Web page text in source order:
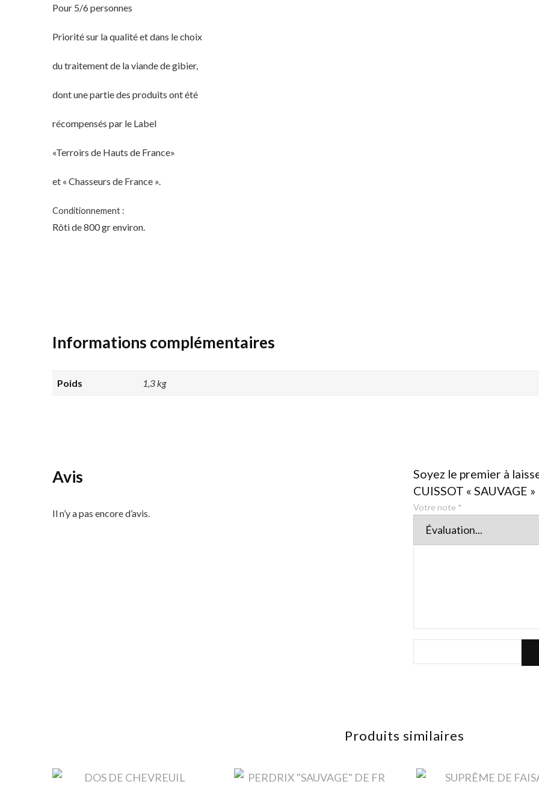
Pour 5/6 personnes
Priorité sur la qualité et dans le choix
du traitement de la viande de gibier,
dont une partie des produits ont été
récompensés par le Label
«Terroirs de Hauts de France»
et « Chasseurs de France ».
Conditionnement :
Rôti de 800 gr environ.
Informations complémentaires
Poids 1,3 kg
Avis
Il n’y a pas encore d’avis.
Soyez le premier à
CUISSOT « SAUVAGE
Votre note *
Produits similaires